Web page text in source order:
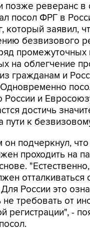
позже реверанс в
посол ФРГ в
который заявил,
безвизового
промежуточных
на облегчение
гражданам и
России и
достичь
пути к
он подчеркнул,
проходить на
отталкиваться
России это
не требовать от
регистрации", -